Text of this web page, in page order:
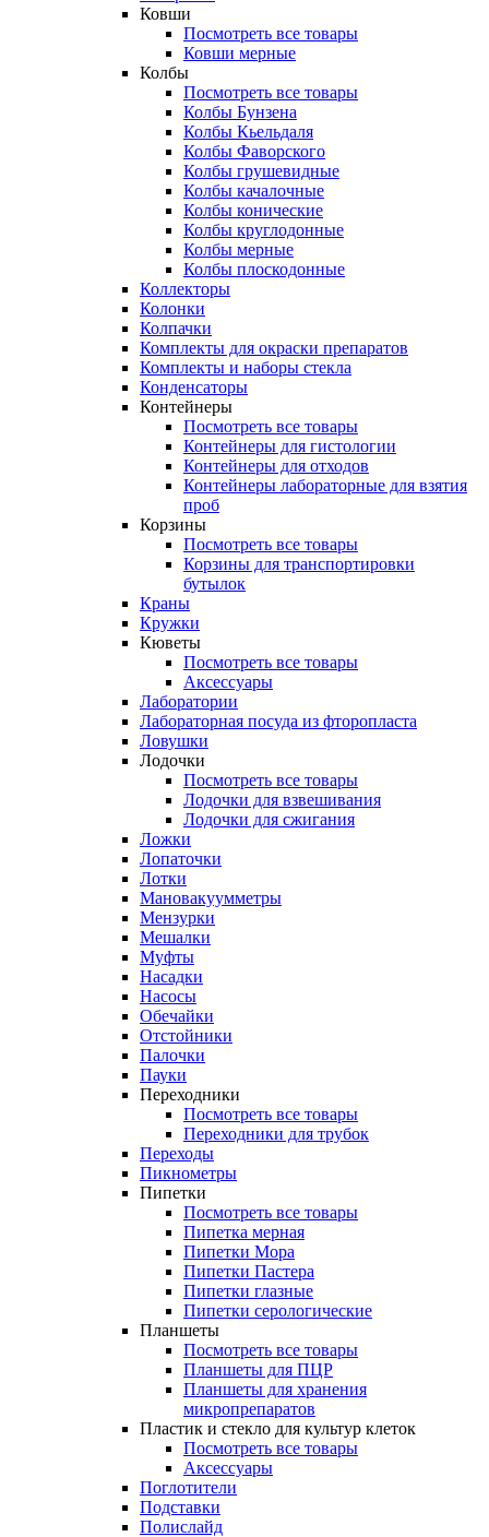
Ковши
Посмотреть все товары
Ковши мерные
Колбы
Посмотреть все товары
Колбы Бунзена
Колбы Кьельдаля
Колбы Фаворского
Колбы грушевидные
Колбы качалочные
Колбы конические
Колбы круглодонные
Колбы мерные
Колбы плоскодонные
Коллекторы
Колонки
Колпачки
Комплекты для окраски препаратов
Комплекты и наборы стекла
Конденсаторы
Контейнеры
Посмотреть все товары
Контейнеры для гистологии
Контейнеры для отходов
Контейнеры лабораторные для взятия
проб
Корзины
Посмотреть все товары
Корзины для транспортировки
бутылок
Краны
Кружки
Кюветы
Посмотреть все товары
Аксессуары
Лаборатории
Лабораторная посуда из фторопласта
Ловушки
Лодочки
Посмотреть все товары
Лодочки для взвешивания
Лодочки для сжигания
Ложки
Лопаточки
Лотки
Мановакуумметры
Мензурки
Мешалки
Муфты
Насадки
Насосы
Обечайки
Отстойники
Палочки
Пауки
Переходники
Посмотреть все товары
Переходники для трубок
Переходы
Пикнометры
Пипетки
Посмотреть все товары
Пипетка мерная
Пипетки Мора
Пипетки Пастера
Пипетки глазные
Пипетки серологические
Планшеты
Посмотреть все товары
Планшеты для ПЦР
Планшеты для хранения
микропрепаратов
Пластик и стекло для культур клеток
Посмотреть все товары
Аксессуары
Поглотители
Подставки
Полислайд